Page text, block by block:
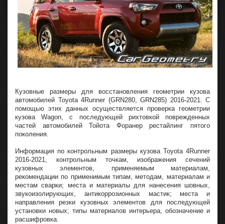
Кузовные размеры для восстановления геометрии кузова
автомобилей Toyota 4Runner (GRN280, GRN285) 2016-2021. С
помощью этих данных осуществляется проверка геометрии
кузова Wagon, с последующей рихтовкой поврежденных
частей автомобилей Тойота Форанер рестайлинг пятого
поколения.
Информация по контрольным размеры кузова Toyota 4Runner
2016-2021, контрольным точкам, изображения сечений
кузовных элементов, применяемым материалам,
рекомендации по применимым типам, методам, материалам и
местам сварки; места и материалы для нанесения шовных,
звукоизолирующих, антикоррозионных мастик; места и
направления резки кузовных элементов для последующей
установки новых; типы материалов интерьера, обозначение и
расшифровка.